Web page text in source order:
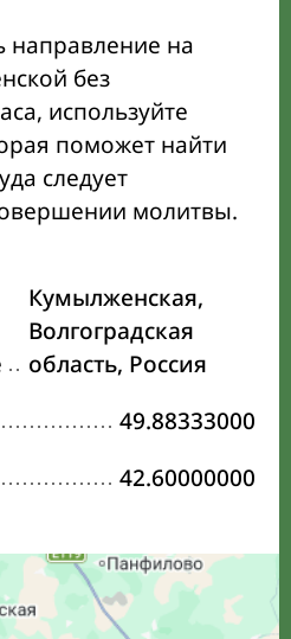
направление на
без
используйте
поможет найти
следует
молитвы.
Кумылженская,
Волгоградская
область, Россия
49.88333000
42.60000000